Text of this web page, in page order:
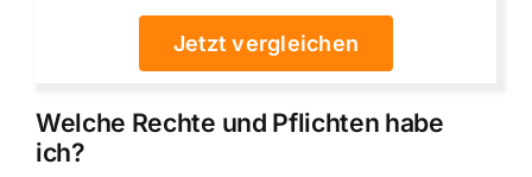
Jetzt vergleichen
Welche Rechte und Pflichten habe
ich?